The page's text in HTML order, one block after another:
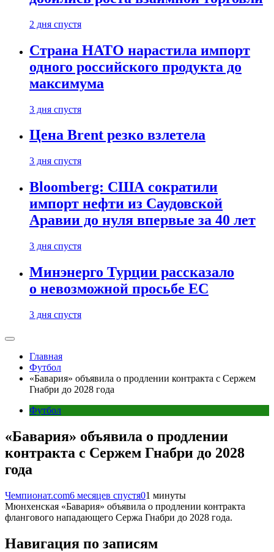
2 дня спустя
Страна НАТО нарастила импорт
одного российского продукта до
максимума
3 дня спустя
Цена Brent резко взлетела
3 дня спустя
Bloomberg: США сократили
импорт нефти из Саудовской
Аравии до нуля впервые за 40 лет
3 дня спустя
Минэнерго Турции рассказало
о невозможной просьбе ЕС
3 дня спустя
Главная
Футбол
«Бавария» объявила о продлении контракта с Сержем
Гнабри до 2028 года
Футбол
«Бавария» объявила о продлении
контракта с Сержем Гнабри до 2028
года
Чемпионат.com6 месяцев спустя01 минуты
Мюнхенская «Бавария» объявила о продлении контракта
флангового нападающего Сержа Гнабри до 2028 года.
Навигация по записям